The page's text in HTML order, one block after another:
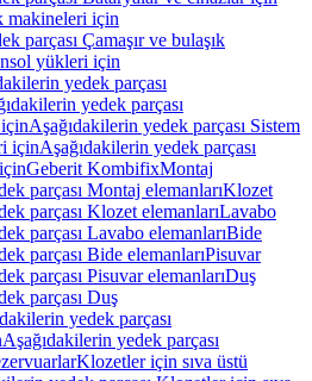
makineleri için
parçası Çamaşır ve bulaşık
yükleri için
yedek parçası
yedek parçası
Aşağıdakilerin yedek parçası Sistem
içinAşağıdakilerin yedek parçası
Geberit KombifixMontaj
parçası Montaj elemanlarıKlozet
parçası Klozet elemanlarıLavabo
parçası Lavabo elemanlarıBide
parçası Bide elemanlarıPisuvar
parçası Pisuvar elemanlarıDuş
parçası Duş
yedek parçası
Aşağıdakilerin yedek parçası
Klozetler için sıva üstü